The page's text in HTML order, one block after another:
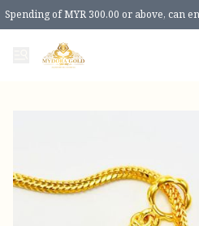
Spending of MYR 300.00 or above, can